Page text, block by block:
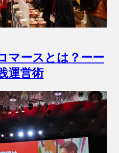
マースとは？ーー
運営術